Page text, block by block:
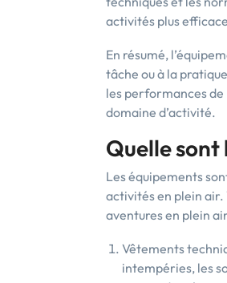
activités plus
En résumé,
tâche ou à la
les performances de
domaine d’activité.
Quelle sont
Les équipements
activités en plein air.
aventures en plein
Vêtements
intempéries, les